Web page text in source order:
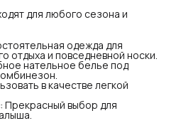
для любого сезона и
одежда для
отдыха и повседневной носки.
нательное белье под
в качестве легкой
выбор для